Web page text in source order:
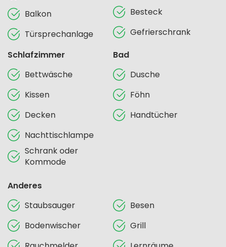
Balkon
Türsprechanlage
Besteck
Gefrierschrank
Schlafzimmer
Bettwäsche
Kissen
Decken
Nachttischlampe
Schrank oder
Kommode
Bad
Dusche
Föhn
Handtücher
Anderes
Staubsauger
Besen
Bodenwischer
Grill